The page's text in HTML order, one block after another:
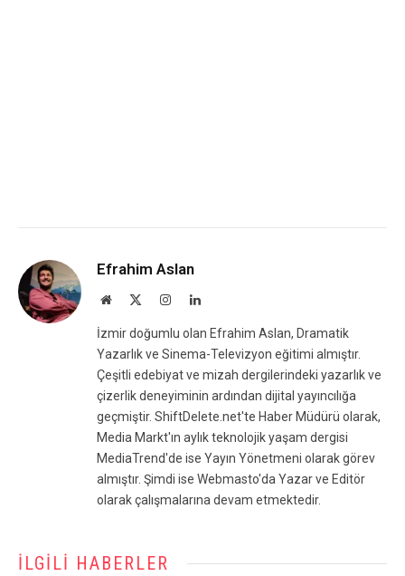
Efrahim Aslan
Website InstagramLinkedIn
İzmir doğumlu olan Efrahim Aslan, Dramatik
Yazarlık ve Sinema-Televizyon eğitimi almıştır.
Çeşitli edebiyat ve mizah dergilerindeki yazarlık ve
çizerlik deneyiminin ardından dijital yayıncılığa
geçmiştir. ShiftDelete.net'te Haber Müdürü olarak,
Media Markt'ın aylık teknolojik yaşam dergisi
MediaTrend'de ise Yayın Yönetmeni olarak görev
almıştır. Şimdi ise Webmasto'da Yazar ve Editör
olarak çalışmalarına devam etmektedir.
İLGILI HABERLER